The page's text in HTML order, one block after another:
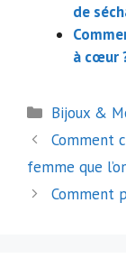
de
à cœur
Catégories
Bijoux &
Navigation
des
Comment
femme que
Comment